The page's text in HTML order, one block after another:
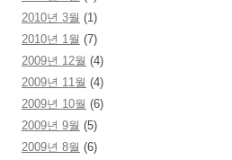
2010년 3월 (1)
2010년 1월 (7)
2009년 12월 (4)
2009년 11월 (4)
2009년 10월 (6)
2009년 9월 (5)
2009년 8월 (6)